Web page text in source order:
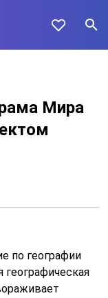
Мира
по географии